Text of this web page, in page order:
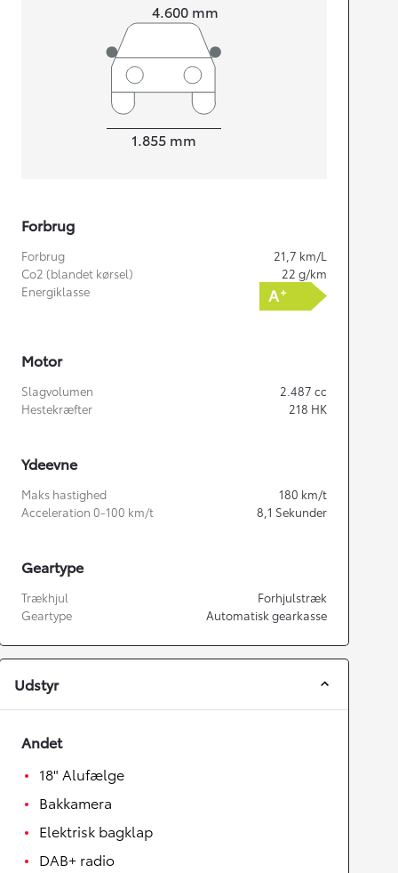
4.600 mm
1.855 mm
Forbrug
Forbrug 21,7 km/L
Co2 (blandet kørsel)
22 g/km
Energiklasse
Motor
Slagvolumen 2.487 cc
Hestekræfter
218 HK
Ydeevne
Maks hastighed 180 km/t
Acceleration 0-100 km/t
8,1 Sekunder
Geartype
Trækhjul
Forhjulstræk
Geartype
Automatisk gearkasse
Udstyr
Andet
18" Alufælge
Bakkamera
Elektrisk bagklap
DAB+ radio